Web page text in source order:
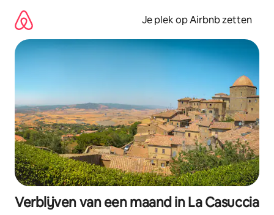
direct
naar
inhoud
Je plek op Airbnb zetten
Verblijven van een maand in La Casuccia